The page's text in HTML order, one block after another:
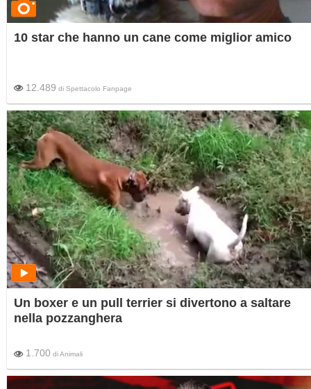
10 star che hanno un cane come miglior amico
12.489 di Spettacolo Fanpage
Un boxer e un pull terrier si divertono a saltare
nella pozzanghera
1.700 diAnimali